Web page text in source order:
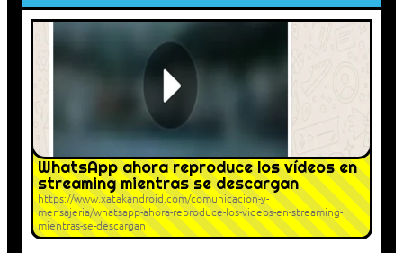
WhatsApp ahora reproduce los vídeos en
streaming mientras se descargan
https://www.xatakandroid.com/comunicacion-y-
mensajeria/whatsapp-ahora-reproduce-los-videos-en-streaming-
mientras-se-descargan